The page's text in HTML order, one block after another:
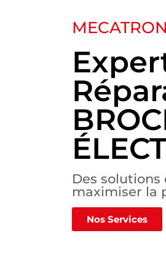
Des
maximiser la
Nos Services